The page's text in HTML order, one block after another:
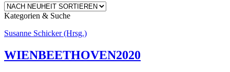
Kategorien & Suche
Susanne Schicker (Hrsg.)
WIENBEETHOVEN2020